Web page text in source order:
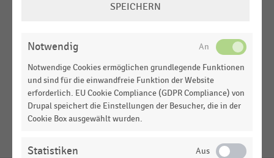
Dossiers kostenfrei als PDF downloaden. In den anderen
Ihr gewünschtes Dossier ist nicht dabei? Informieren Sie uns
Kontaktformular
Top-Dossiers
Alle Dossiers
SPEICHERN
Notwendig
Notwendige Cookies ermöglichen grundlegende Funktionen
und sind für die einwandfreie Funktion der Website
erforderlich. EU Cookie Compliance (GDPR Compliance) von
Drupal speichert die Einstellungen der Besucher, die in der
Cookie Box ausgewählt wurden.
Statistiken